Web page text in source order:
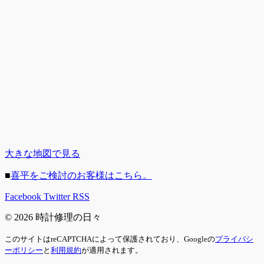
大きな地図で見る
■喜平をご検討のお客様はこちら。
Facebook Twitter RSS
© 2026 時計修理の日々
このサイトはreCAPTCHAによって保護されており、Googleのプライバシ
ーポリシー と 利用規約が適用されます。